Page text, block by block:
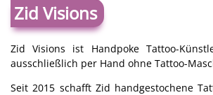
Zid Visions
Zid Visions ist Handpoke Tattoo-
ausschließlich per Hand ohne Tattoo-
Seit 2015 schafft Zid handgestochene